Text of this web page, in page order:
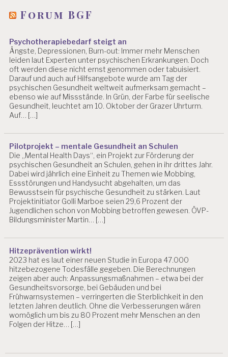
Forum BGF
Psychotherapiebedarf steigt an
Ängste, Depressionen, Burn-out: Immer mehr Menschen
leiden laut Experten unter psychischen Erkrankungen. Doch
oft werden diese nicht ernst genommen oder tabuisiert.
Darauf und auch auf Hilfsangebote wurde am Tag der
psychischen Gesundheit weltweit aufmerksam gemacht –
ebenso wie auf Missstände. In Grün, der Farbe für seelische
Gesundheit, leuchtet am 10. Oktober der Grazer Uhrturm.
Auf… […]
Pilotprojekt – mentale Gesundheit an Schulen
Die „Mental Health Days“, ein Projekt zur Förderung der
psychischen Gesundheit an Schulen, gehen in ihr drittes Jahr.
Dabei wird jährlich eine Einheit zu Themen wie Mobbing,
Essstörungen und Handysucht abgehalten, um das
Bewusstsein für psychische Gesundheit zu stärken. Laut
Projektinitiator Golli Marboe seien 29,6 Prozent der
Jugendlichen schon von Mobbing betroffen gewesen. ÖVP-
Bildungsminister Martin… […]
Hitzeprävention wirkt!
2023 hat es laut einer neuen Studie in Europa 47.000
hitzebezogene Todesfälle gegeben. Die Berechnungen
zeigen aber auch: Anpassungsmaßnahmen – etwa bei der
Gesundheitsvorsorge, bei Gebäuden und bei
Frühwarnsystemen – verringerten die Sterblichkeit in den
letzten Jahren deutlich. Ohne die Verbesserungen wären
womöglich um bis zu 80 Prozent mehr Menschen an den
Folgen der Hitze… […]